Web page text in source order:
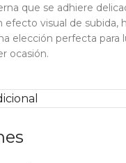
que se adhiere
efecto visual de subida,
elección perfecta para
ocasión.